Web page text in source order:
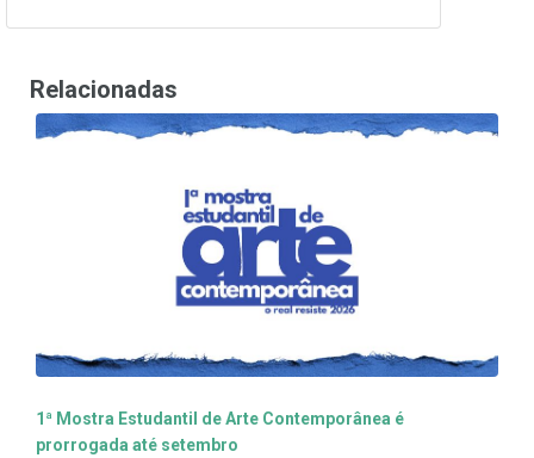
Relacionadas
1ª Mostra Estudantil de Arte Contemporânea é
prorrogada até setembro